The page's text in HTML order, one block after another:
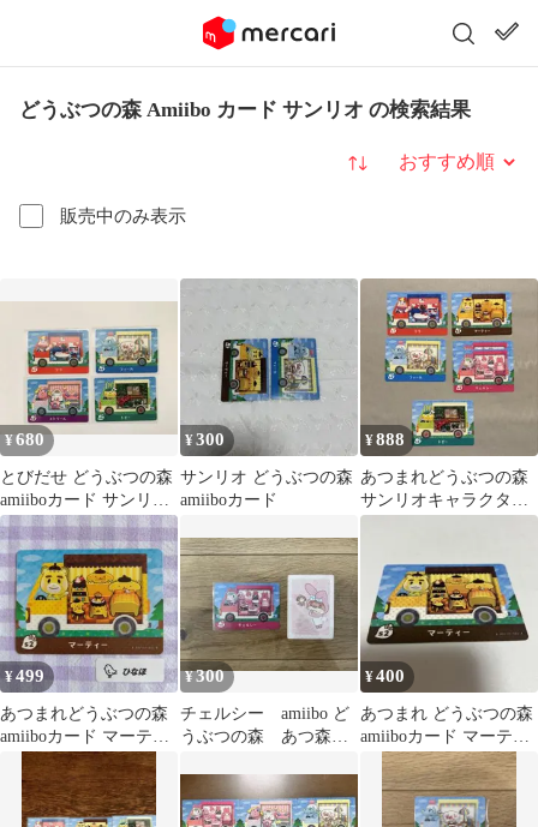
どうぶつの森 Amiibo カード サンリオ の検索結果
販売中のみ表示
並び替え
¥680
とびだせ どうぶつの森
amiiboカード サンリオ
コラボ 4枚セット
¥300
サンリオ どうぶつの森
amiiboカード
¥888
あつまれどうぶつの森
サンリオキャラクター
ズ amiiboカード
¥499
あつまれどうぶつの森
amiiboカード マーティ
¥300
チェルシー amiibo ど
うぶつの森 あつ森
¥400
あつまれ どうぶつの森
amiiboカード マーティ